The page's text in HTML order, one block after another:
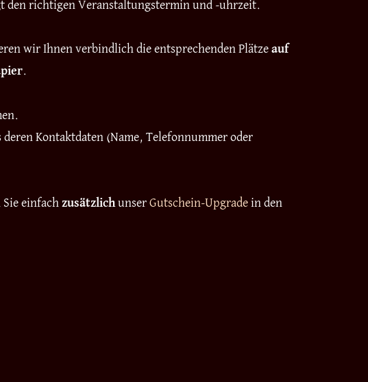
den richtigen Veranstaltungstermin und -uhrzeit.
wir Ihnen verbindlich die entsprechenden Plätzeauf
.
Kontaktdaten (Name, Telefonnummer oder
Sie einfachzusätzlichunserGutschein-Upgrade in den